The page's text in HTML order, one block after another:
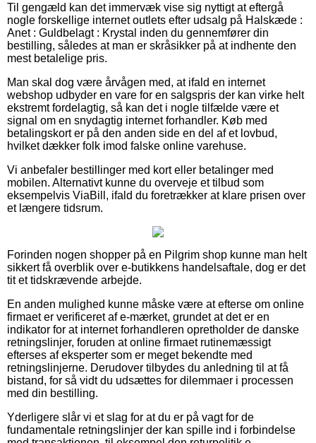
Til gengæld kan det immervæk vise sig nyttigt at eftergå
nogle forskellige internet outlets efter udsalg på Halskæde :
Anet : Guldbelagt : Krystal inden du gennemfører din
bestilling, således at man er skråsikker på at indhente den
mest betalelige pris.
Man skal dog være årvågen med, at ifald en internet
webshop udbyder en vare for en salgspris der kan virke helt
ekstremt fordelagtig, så kan det i nogle tilfælde være et
signal om en snydagtig internet forhandler. Køb med
betalingskort er på den anden side en del af et lovbud,
hvilket dækker folk imod falske online varehuse.
Vi anbefaler bestillinger med kort eller betalinger med
mobilen. Alternativt kunne du overveje et tilbud som
eksempelvis ViaBill, ifald du foretrækker at klare prisen over
et længere tidsrum.
Forinden nogen shopper på en Pilgrim shop kunne man helt
sikkert få overblik over e-butikkens handelsaftale, dog er det
tit et tidskrævende arbejde.
En anden mulighed kunne måske være at efterse om online
firmaet er verificeret af e-mærket, grundet at det er en
indikator for at internet forhandleren opretholder de danske
retningslinjer, foruden at online firmaet rutinemæssigt
efterses af eksperter som er meget bekendte med
retningslinjerne. Derudover tilbydes du anledning til at få
bistand, for så vidt du udsættes for dilemmaer i processen
med din bestilling.
Yderligere slår vi et slag for at du er på vagt for de
fundamentale retningslinjer der kan spille ind i forbindelse